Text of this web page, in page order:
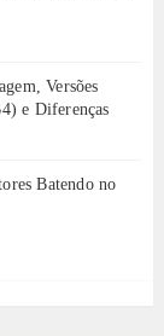
Versões
e Diferenças
Batendo no